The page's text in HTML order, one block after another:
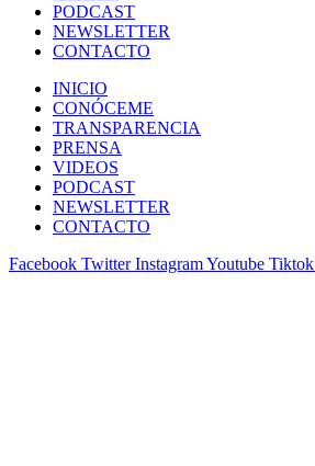
PODCAST
NEWSLETTER
CONTACTO
INICIO
CONÓCEME
TRANSPARENCIA
PRENSA
VIDEOS
PODCAST
NEWSLETTER
CONTACTO
Facebook Twitter InstagramYoutube Tiktok